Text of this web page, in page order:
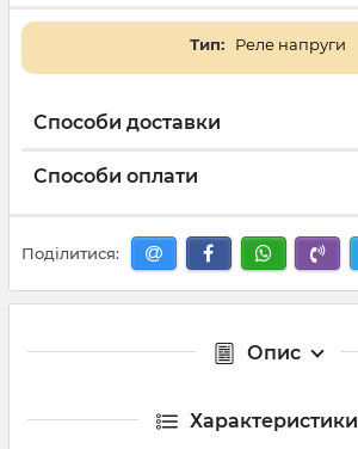
Тип: Реле напруги
Способи доставки
Способи оплати
Поділитися:
Опис
Характеристики